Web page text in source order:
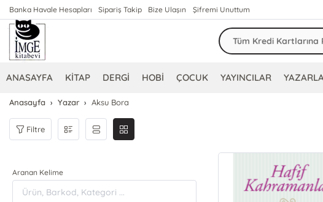
Banka Havale Hesapları Sipariş Takip Bize Ulaşın Şifremi Unuttum
ANASAYFA KİTAP DERGİ HOBİ ÇOCUK YAYINCILAR
Anasayfa Yazar Aksu Bora
Filtre
Aranan Kelime